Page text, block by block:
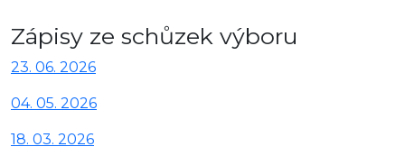
Zápisy ze schůzek výboru
23. 06. 2026
04. 05. 2026
18. 03. 2026